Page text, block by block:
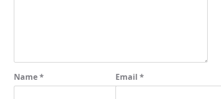
Name* Email *